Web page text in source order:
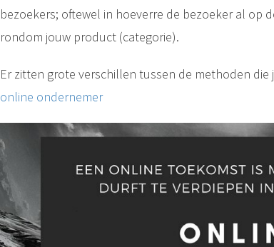
bezoekers; oftewel in hoeverre de bezoeker al op
rondom jouw product (categorie).
Er zitten grote verschillen tussen de methoden die
online ondernemer